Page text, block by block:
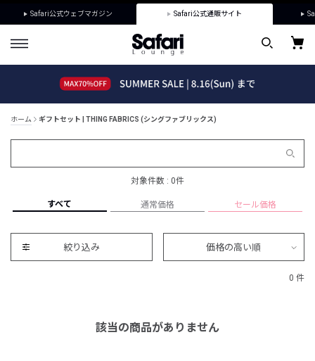
Safari公式ウェブマガジン Safari公式通販サイト
ホーム ギフトセット | THING FABRICS (シングファブリックス)
対象件数 : 0件
すべて 通常価格 セール価格
絞り込み 価格の高い順
0 件
該当の商品がありません